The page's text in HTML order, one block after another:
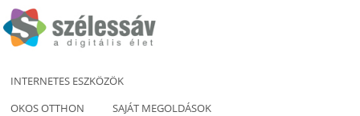
INTERNETES ESZKÖZÖK
OKOS OTTHON
SAJÁT MEGOLDÁSOK